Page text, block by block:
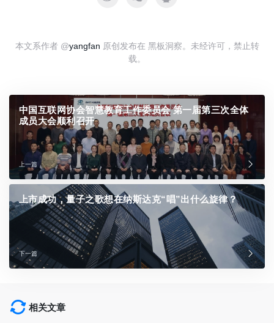
本文系作者 @yangfan 原创发布在 黑板洞察。未经许可，禁止转
载。
中国互联网协会智慧教育工作委员会 第一届第三次全体
成员大会顺利召开
上一篇
上市成功，量子之歌想在纳斯达克“唱”出什么旋律？
下一篇
相关文章